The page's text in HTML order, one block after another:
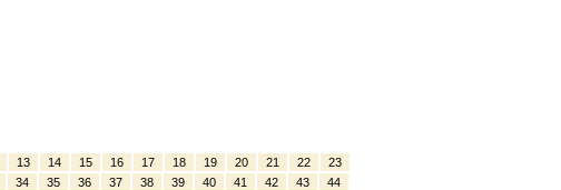
13 14 15 16 17 18 19 20 21 22
23
34 35 36 37 38 39 40 41 42 43
44